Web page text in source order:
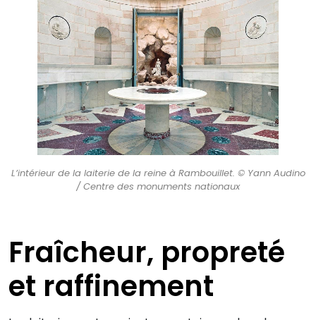
L’intérieur de la laiterie de la reine à Rambouillet. © Yann Audino
/ Centre des monuments nationaux
Fraîcheur, propreté
et raffinement